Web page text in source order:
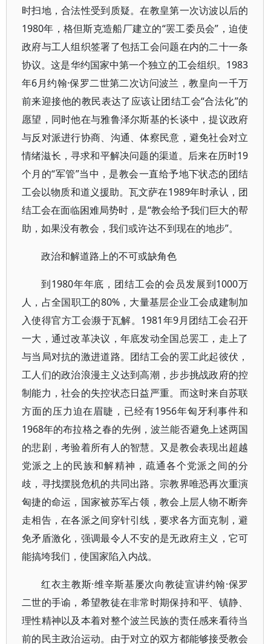
时扫地，合法性受到质疑。在教皇第一次访波以后的
1980年，格但斯克造船厂建立的“罢工委员会”，迫使
政府与工人组织签署了包括工会问题在内的二十一条
协议。这是华约国家中第一个独立的工会组织。1983
年6月约翰·保罗二世第二次访问波兰，教皇向一千万
前来迎接他的教民表达了应该让团结工会“合法化”的
愿望，同时他在与雅鲁泽尔斯基的长谈中，提议政府
与反对派进行协商、沟通、体察民意，避免社会对立
情绪滋长，寻求和平解决问题的渠道。后来在历时19
个月的“军管”当中，是教会一直给予地下状态的团结
工会以物质和道义援助。瓦文萨在1989年时承认，团
结工会在面临困难局势时，是“教会给予我们巨大的帮
助，如果没有教会，我们或许达不到现在的地步”。
政治和解道路上的不可或缺角色
到1980年年底，团结工会的会员发展到1000万
人，占全国职工的80%，大量基层企业工会成建制加
入使得官方工会濒于瓦解。1981年9月团结工会召开
一大，通过改革决议，年底发动全国总罢工，走上了
与当局对抗的激进道路。团结工会的罢工此起彼伏，
工人们的政治浪漫主义达到高潮，步步挑战政府的控
制能力，社会的失控状态日益严重。而这时来自苏联
方面的压力迫在眉睫，已经有1956年匈牙利事件和
1968年的布拉格之春的先例，波兰能否避免上述两国
的悲剧，考验着所有人的智慧。又是教会表现出超越
党派之上的民族和解精神，疏通各个党派之间的分
歧，寻找摆脱危机的共同出路。宗教界唯恐再次重演
匈捷的命运，国家被苏军占领，教会上层人物不断奔
走相告，在各派之间穿针引线，要求各方面克制，避
免矛盾激化，强调最令人不安的是无政府主义，它可
能搞垮我们，使国家陷入内战。
红衣主教斯·维辛斯基屡次向教徒宣讲约翰·保罗
二世的手谕，希望教徒在非常时期保持和平、镇静、
理性精神以及本着对整个波兰民族的责任感来看待当
前的民主政治运动。由于对立的双方都能够接受教会